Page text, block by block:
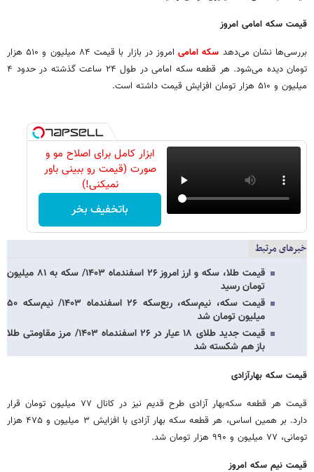
قیمت سکه امامی امروز
بررسی‌ها نشان می‌دهد سکه امامی
امروز در بازار با قیمت ۸۴ میلیون و ۵۱۰ هزار
تومان دیده می‌شود. هر قطعه سکه امامی در طول ۲۴ ساعت گذشته در حدود ۴
میلیون و ۵۱۰ هزار تومان افزایش قیمت داشته است.
ابزار کامل برای اصلاح مو و
صورت (قیمت رو ببینی باور
نمیکنی!)
باتخفیف بخر
خبرهای مرتبط
قیمت طلا، سکه و ارز امروز ۲۶ اسفندماه ۱۴۰۳/ سکه به ۸۱ میلیون
تومان رسید
قیمت سکه، نیم‌سکه، ربع‌سکه ۲۶ اسفندماه ۱۴۰۳/ نیم‌سکه ۵۰
میلیون تومان شد
قیمت جدید طلای ۱۸ عیار در ۲۶ اسفندماه ۱۴۰۳/ مرز مقاومتی طلا
باز هم شکسته شد
قیمت سکه بهارآزادی
قیمت هر قطعه سکه‌بهار آزادی طرح قدیم نیز در کانال ۷۷ میلیون تومان قرار
دارد. بر همین اساس، هر قطعه سکه بهار آزادی با افزایش ۳ میلیون و ۴۷۵ هزار
تومانی، ۷۷ میلیون و ۹۹۰ هزار تومان شد.
قیمت نیم سکه امروز